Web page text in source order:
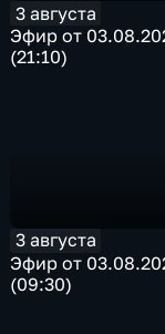
3 августа
Эфир от
(21:10)
3 августа
Эфир от
(09:30)